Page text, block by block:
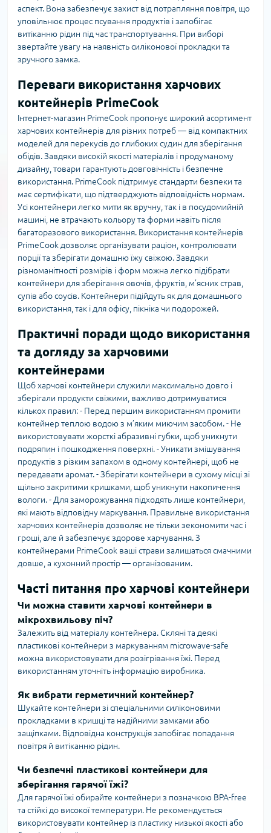
аспект. Вона забезпечує захист від потрапляння повітря, що
уповільнює процес псування продуктів і запобігає
витіканню рідин під час транспортування. При виборі
звертайте увагу на наявність силіконової прокладки та
зручного замка.
Переваги використання харчових
контейнерів PrimeCook
Інтернет-магазин PrimeCook пропонує широкий асортимент
харчових контейнерів для різних потреб — від компактних
моделей для перекусів до глибоких судин для зберігання
обідів. Завдяки високій якості матеріалів і продуманому
дизайну, товари гарантують довговічність і безпечне
використання. PrimeCook підтримує стандарти безпеки та
має сертифікати, що підтверджують відповідність нормам.
Усі контейнери легко мити як вручну, так і в посудомийній
машині, не втрачають кольору та форми навіть після
багаторазового використання. Використання контейнерів
PrimeCook дозволяє організувати раціон, контролювати
порції та зберігати домашню їжу свіжою. Завдяки
різноманітності розмірів і форм можна легко підібрати
контейнери для зберігання овочів, фруктів, м’ясних страв,
супів або соусів. Контейнери підійдуть як для домашнього
використання, так і для офісу, пікніка чи подорожей.
Практичні поради щодо використання
та догляду за харчовими
контейнерами
Щоб харчові контейнери служили максимально довго і
зберігали продукти свіжими, важливо дотримуватися
кількох правил: - Перед першим використанням промити
контейнер теплою водою з м’яким миючим засобом. - Не
використовувати жорсткі абразивні губки, щоб уникнути
подряпин і пошкодження поверхні. - Уникати змішування
продуктів з різким запахом в одному контейнері, щоб не
передавати аромат. - Зберігати контейнери в сухому місці зі
щільно закритими кришками, щоб уникнути накопичення
вологи. - Для заморожування підходять лише контейнери,
які мають відповідну маркування. Правильне використання
харчових контейнерів дозволяє не тільки зекономити час і
гроші, але й забезпечує здорове харчування. З
контейнерами PrimeCook ваші страви залишаться смачними
довше, а кухонний простір — організованим.
Часті питання про харчові контейнери
Чи можна ставити харчові контейнери в
мікрохвильову піч?
Залежить від матеріалу контейнера. Скляні та деякі
пластикові контейнери з маркуванням microwave-safe
можна використовувати для розігрівання їжі. Перед
використанням уточніть інформацію виробника.
Як вибрати герметичний контейнер?
Шукайте контейнери зі спеціальними силіконовими
прокладками в кришці та надійними замками або
защіпками. Відповідна конструкція запобігає попадання
повітря й витіканню рідин.
Чи безпечні пластикові контейнери для
зберігання гарячої їжі?
Для гарячої їжі обирайте контейнери з позначкою BPA-free
та стійкі до високої температури. Не рекомендується
використовувати контейнер із пластику низької якості або